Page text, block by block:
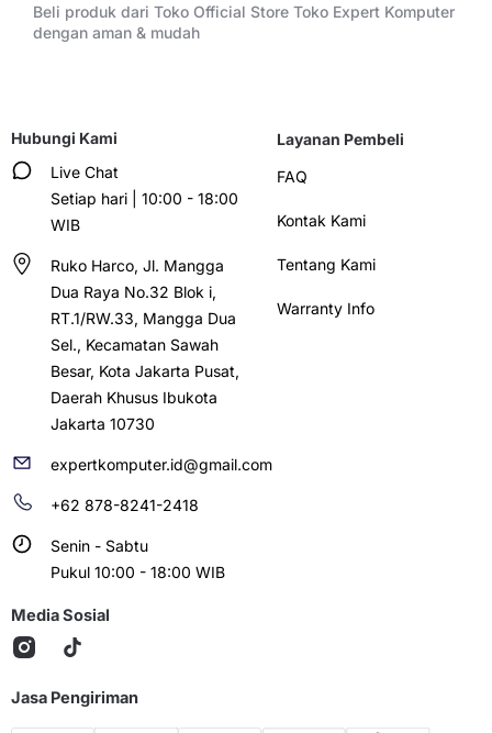
Beli produk dari Toko Official Store Toko Expert Komputer
dengan aman & mudah
Hubungi Kami
Live Chat
Setiap hari | 10:00 - 18:00
WIB
Ruko Harco, Jl. Mangga
Dua Raya No.32 Blok i,
RT.1/RW.33, Mangga Dua
Sel., Kecamatan Sawah
Besar, Kota Jakarta Pusat,
Daerah Khusus Ibukota
Jakarta 10730
expertkomputer.id@gmail.com
+62 878-8241-2418
Senin - Sabtu
Pukul 10:00 - 18:00 WIB
Layanan Pembeli
FAQ
Kontak Kami
Tentang Kami
Warranty Info
Media Sosial
Jasa Pengiriman